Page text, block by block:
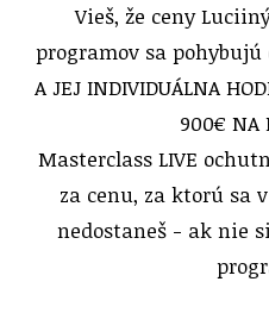
Vieš, že ceny
programov sa
A JEJ INDIVIDUÁLNA
900€ NA
Masterclass LIVE
za cenu, za ktorú sa
nedostaneš - ak nie